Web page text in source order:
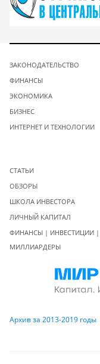
ЗАКОНОДАТЕЛЬСТВО
ФИНАНСЫ
ЭКОНОМИКА
БИЗНЕС
ИНТЕРНЕТ И ТЕХНОЛОГИИ
СТАТЬИ
ОБЗОРЫ
ШКОЛА ИНВЕСТОРА
ЛИЧНЫЙ КАПИТАЛ
ФИНАНСЫ | ИНВЕСТИЦИИ |
МИЛЛИАРДЕРЫ
Архив за 2013-2019 годы